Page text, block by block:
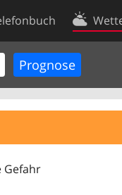
Gefahr
Kontakt